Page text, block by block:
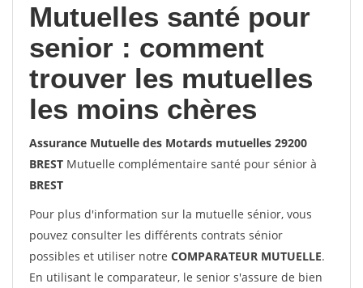
Mutuelles santé pour
senior : comment
trouver les mutuelles
les moins chères
Assurance Mutuelle des Motards mutuelles 29200
BREST Mutuelle complémentaire santé pour sénior à
BREST
Pour plus d'information sur la mutuelle sénior, vous
pouvez consulter les différents contrats sénior
possibles et utiliser notre COMPARATEUR MUTUELLE.
En utilisant le comparateur, le senior s'assure de bien